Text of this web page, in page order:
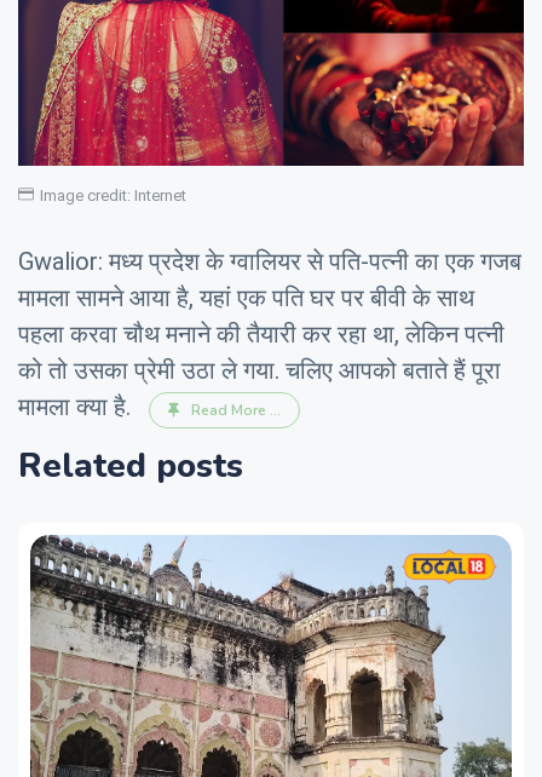
Image credit: Internet
Gwalior: मध्य प्रदेश के ग्वालियर से पति-पत्नी का एक गजब
मामला सामने आया है, यहां एक पति घर पर बीवी के साथ
पहला करवा चौथ मनाने की तैयारी कर रहा था, लेकिन पत्नी
को तो उसका प्रेमी उठा ले गया. चलिए आपको बताते हैं पूरा
मामला क्या है.
Read More ...
Related posts